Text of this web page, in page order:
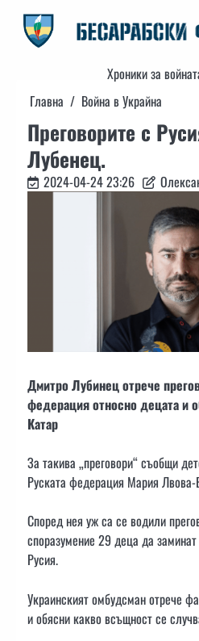
content
Хроники за
Главна
Война в Украйна
Преговорите с
Лубенец.
2024-04-24 23:26
Дмитро Лубинец отрече
федерация относно децата и
Катар
За такива „преговори“ съобщи
Руската федерация Мария
Според нея уж са се водили
споразумение 29 деца да
Русия.
Украинският омбудсман отрече
и обясни какво всъщност се